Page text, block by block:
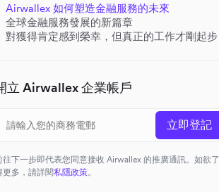
Airwallex 如何塑造金融服務的未來
全球金融服務發展的新篇章
對獲得肯定感到榮幸，但真正的工作才剛起步
立 Airwallex 企業帳戶
立即登記
往下一步即代表您同意接收 Airwallex 的推廣通訊。如欲了
更多，請詳閱私隱政策。